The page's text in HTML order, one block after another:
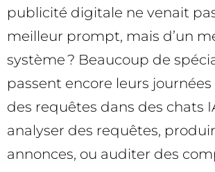
publicité digitale ne venait
meilleur prompt, mais d’un
système ? Beaucoup de
passent encore leurs
des requêtes dans des chats
analyser des requêtes,
annonces, ou auditer des